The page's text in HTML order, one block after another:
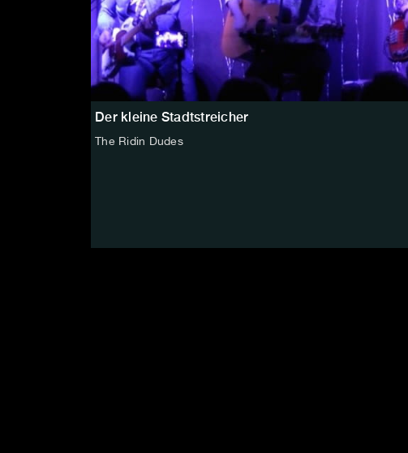
Der kleine Stadtstreicher
The Ridin Dudes